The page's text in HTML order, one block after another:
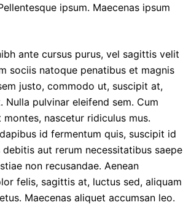
ipsum. Maecenas ipsum
ante cursus purus, vel sagittis velit
sociis natoque penatibus et magnis
justo, commodo ut, suscipit at,
pulvinar eleifend sem. Cum
nascetur ridiculus mus.
id fermentum quis, suscipit id
aut rerum necessitatibus saepe
non recusandae. Aenean
felis, sagittis at, luctus sed, aliquam
Maecenas aliquet accumsan leo.